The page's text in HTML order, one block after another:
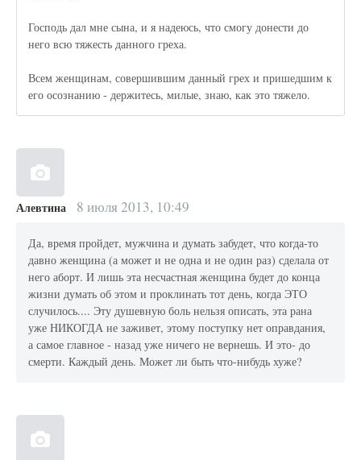
Господь дал мне сына, и я надеюсь, что смогу донести до
него всю тяжесть данного греха.
Всем женщинам, совершившим данный грех и пришедшим к
его осознанию - держитесь, милые, знаю, как это тяжело.
Алевтина 8 июля 2013, 10:49
Да, время пройдет, мужчина и думать забудет, что когда-то
давно женщина (а может и не одна и не один раз) сделала от
него аборт. И лишь эта несчастная женщина будет до конца
жизни думать об этом и проклинать тот день, когда ЭТО
случилось.... Эту душевную боль нельзя описать, эта рана
уже НИКОГДА не заживет, этому поступку нет оправдания,
а самое главное - назад уже ничего не вернешь. И это- до
смерти. Каждый день. Может ли быть что-нибудь хуже?